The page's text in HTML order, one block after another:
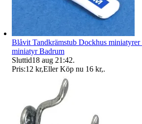
Blåvit Tandkrämstub Dockhus
miniatyr Badrum
Sluttid18 aug 21:42.
Pris:12 kr,Eller Köp nu 16 kr,.